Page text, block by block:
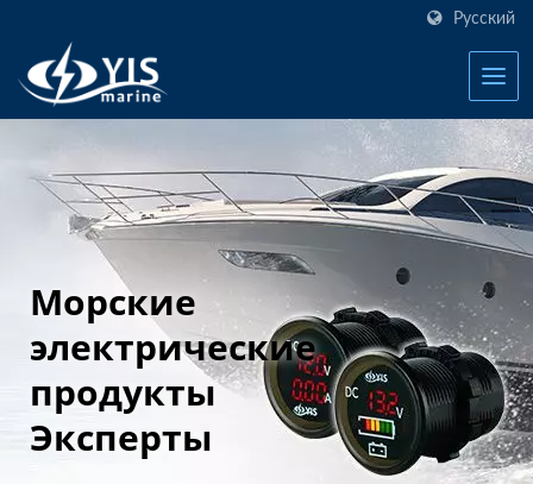
Русский
Морские
электрические
продукты
Эксперты